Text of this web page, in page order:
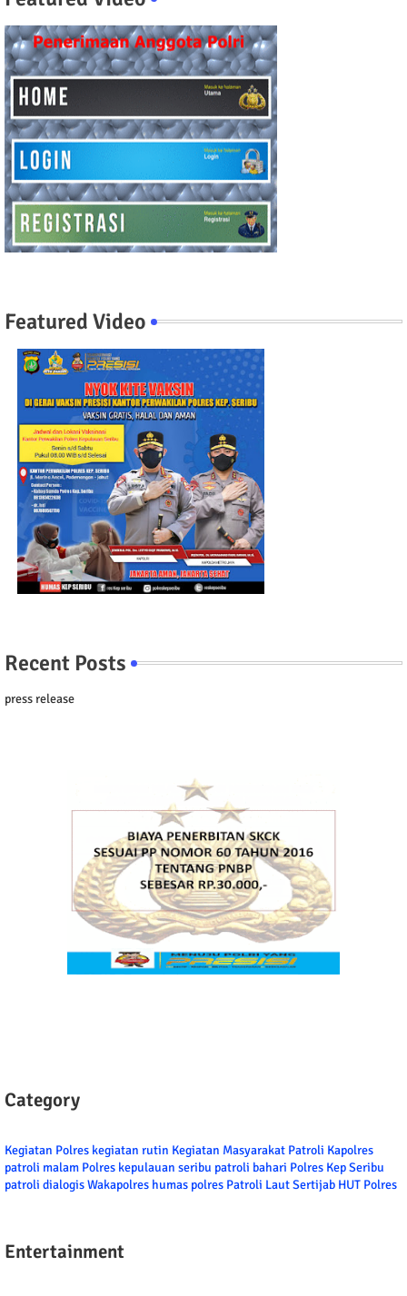
Featured Video
Recent Posts
press release
Category
Kegiatan Polres kegiatan rutin Kegiatan Masyarakat Patroli Kapolres
patroli malam Polres kepulauan seribu patroli bahari Polres Kep Seribu
patroli dialogisWakapolres humas polres Patroli LautSertijab HUT Polres
Entertainment